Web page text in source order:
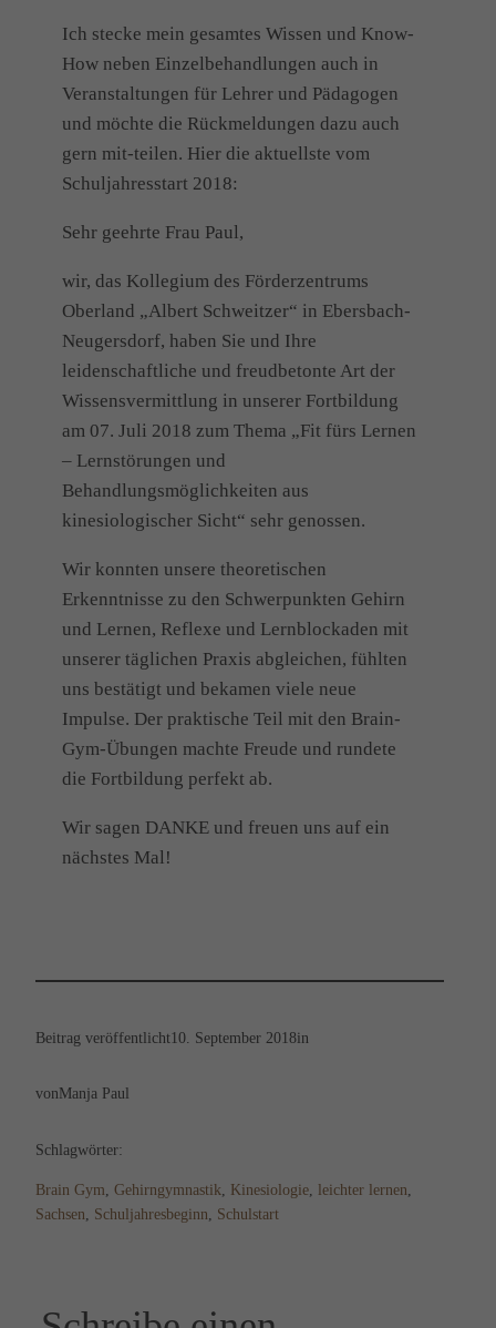
Ich stecke mein gesamtes Wissen und Know-
How neben Einzelbehandlungen auch in
Veranstaltungen für Lehrer und Pädagogen
und möchte die Rückmeldungen dazu auch
gern mit-teilen. Hier die aktuellste vom
Schuljahresstart 2018:
Sehr geehrte Frau Paul,
wir, das Kollegium des Förderzentrums
Oberland „Albert Schweitzer“ in Ebersbach-
Neugersdorf, haben Sie und Ihre
leidenschaftliche und freudbetonte Art der
Wissensvermittlung in unserer Fortbildung
am 07. Juli 2018 zum Thema „Fit fürs Lernen
– Lernstörungen und
Behandlungsmöglichkeiten aus
kinesiologischer Sicht“ sehr genossen.
Wir konnten unsere theoretischen
Erkenntnisse zu den Schwerpunkten Gehirn
und Lernen, Reflexe und Lernblockaden mit
unserer täglichen Praxis abgleichen, fühlten
uns bestätigt und bekamen viele neue
Impulse. Der praktische Teil mit den Brain-
Gym-Übungen machte Freude und rundete
die Fortbildung perfekt ab.
Wir sagen DANKE und freuen uns auf ein
nächstes Mal!
Beitrag veröffentlicht10. September 2018in
vonManja Paul
Schlagwörter:
Brain Gym Gehirngymnastik Kinesiologie leichter lernen
Sachsen
Schuljahresbeginn Schulstart